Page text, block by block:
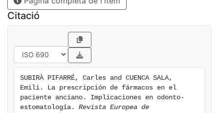
la prescripción, los cambios fisiopatológicos en la
Tercera Edad, la repercusión en la farnacocinética y
farmacodinámica de muchos fármacos, los cambios
que éstos ocasionan en el área bucodental, la
optimiiación de los principales grupos de
medicamentos según la edad obligan al profesional de
la Odontoestomatología, cuando decide hacer una
prescripción a un paciente de edad avanzada, a
plantear una estrategia distinta a la habitual.
Citació
SUBIRÀ PIFARRÉ, Carles and CUENCA SALA,
Emili. La prescripción de fármacos en el
paciente anciano. Implicaciones en odonto-
estomatología. Revista Europea de